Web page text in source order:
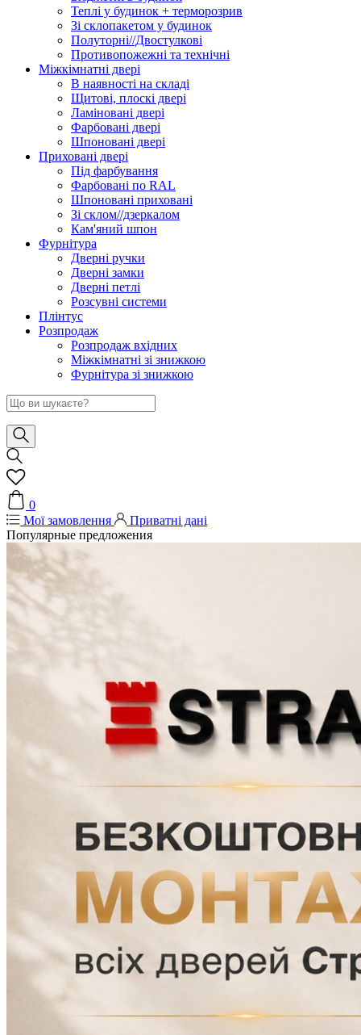
Теплі у будинок + терморозрив
Зі склопакетом у будинок
Полуторні//Двостулкові
Противопожежні та технічні
Міжкімнатні двері
В наявності на складі
Щитові, плоскі двері
Ламіновані двері
Фарбовані двері
Шпоновані двері
Приховані двері
Під фарбування
Фарбовані по RAL
Шпоновані приховані
Зі склом//дзеркалом
Кам'яний шпон
Фурнітура
Дверні ручки
Дверні замки
Дверні петлі
Розсувні системи
Плінтус
Розпродаж
Розпродаж вхідних
Міжкімнатні зі знижкою
Фурнітура зі знижкою
0
Мої замовлення
Приватні дані
Популярные предложения